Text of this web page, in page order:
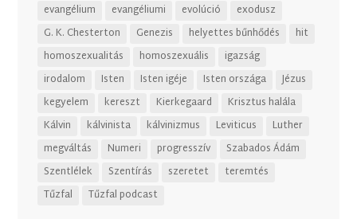
evangélium
evangéliumi evolúció
exodusz
G. K. Chesterton
Genezis helyettes bűnhődés
hit
homoszexualitás
homoszexuális
igazság
irodalom
Isten Isten igéje Isten országa
Jézus
kegyelem
kereszt Kierkegaard
Krisztus halála
Kálvin
kálvinista kálvinizmus Leviticus
Luther
megváltás
Numeri progresszív
Szabados Ádám
Szentlélek
Szentírás szeretet
teremtés
Tűzfal
Tűzfal podcast